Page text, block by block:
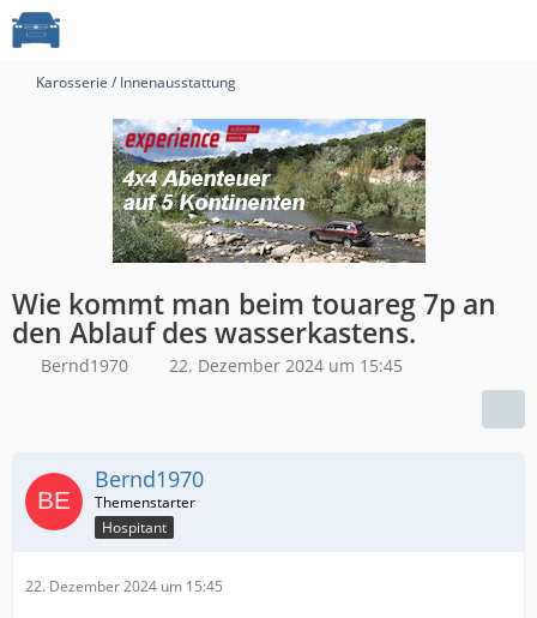
Karosserie / Innenausstattung
Wie kommt man beim touareg 7p an
den Ablauf des wasserkastens.
Bernd1970 22. Dezember 2024 um 15:45
Bernd1970
Hospitant
22. Dezember 2024 um 15:45